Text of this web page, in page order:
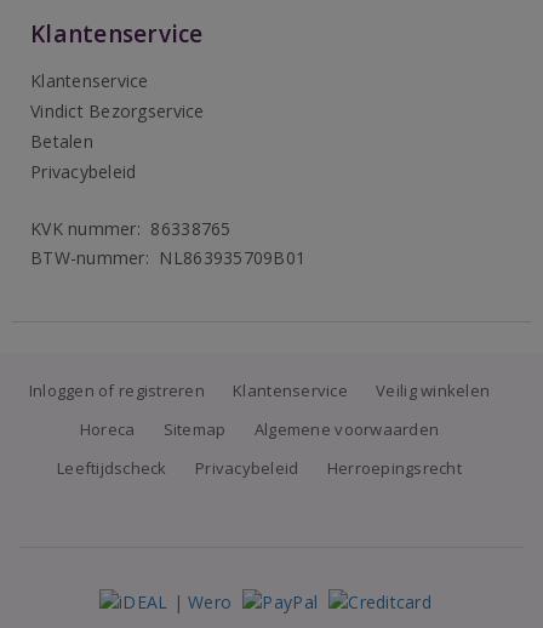
Klantenservice
Klantenservice
Vindict Bezorgservice
Betalen
Privacybeleid
KVK nummer: 86338765
BTW-nummer: NL863935709B01
Inloggen of registreren Klantenservice
Veilig winkelen
Horeca
Sitemap
Algemene voorwaarden
Leeftijdscheck
Privacybeleid Herroepingsrecht